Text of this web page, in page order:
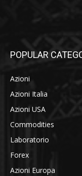
POPULAR
Azioni
Azioni Italia
Azioni USA
Commodities
Laboratorio
Forex
Azioni Europa